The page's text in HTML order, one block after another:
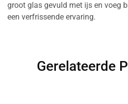
groot glas gevuld met ijs en voeg
een verfrissende ervaring.
Gerelateerde